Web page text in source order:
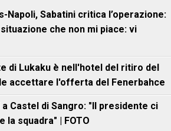
Napoli, Sabatini critica l’operazione:
che non mi piace: vi
di Lukaku è nell'hotel del ritiro del
accettare l'offerta del Fenerbahce
a Castel di Sangro: "Il presidente ci
la squadra" | FOTO